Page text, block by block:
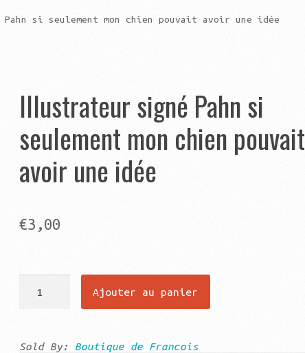
si seulement mon chien pouvait avoir une idée
Illustrateur signé Pahn si
seulement mon chien pouvait
avoir une idée
€3,00
signé
Ajouter au panier
Sold By: Boutique de Francois